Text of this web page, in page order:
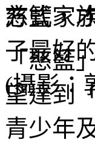
慈籃家
「慈籃
望達到
青少年